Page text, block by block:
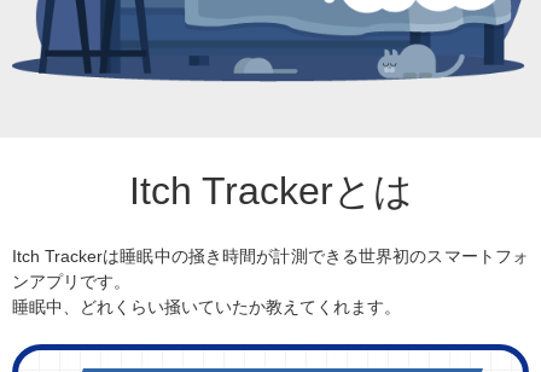
Itch Trackerとは
Itch Trackerは睡眠中の掻き時間が計測できる世界初のスマートフォ
ンアプリです。
睡眠中、どれくらい掻いていたか教えてくれます。